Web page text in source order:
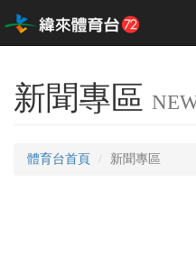
新聞專區
體育台首頁 新聞專區